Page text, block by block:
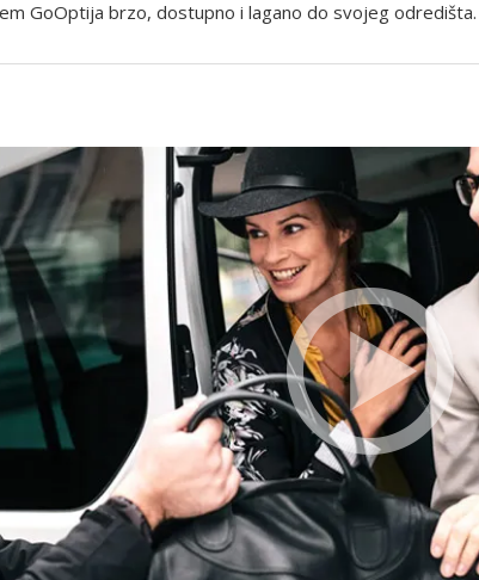
GoOptija brzo, dostupno i lagano do svojeg odredišta.